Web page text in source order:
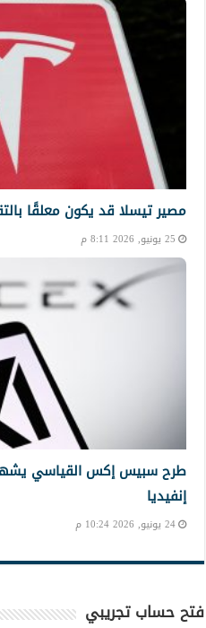
مصير تيسلا قد يكون معلقًا
25 يونيو, 2026 8:11 م
طرح سبيس إكس القياسي
إنفيديا
24 يونيو, 2026 10:24 م
فتح حساب تجريبي